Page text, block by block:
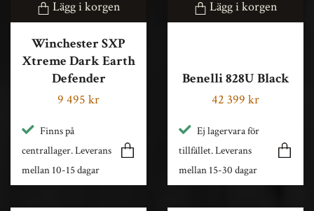
Lägg i korgen
Winchester SXP
Xtreme Dark Earth
Defender
9 495 kr
Finns på
centrallager. Leverans
mellan 10-15 dagar
Lägg i korgen
Benelli 828U Black
42 399 kr
Ej lagervara för
tillfället. Leverans
mellan 15-30 dagar